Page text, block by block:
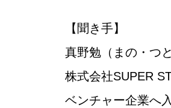
【聞き手】
真野勉（まの・つと
株式会社SUPER
ベンチャー企業へ